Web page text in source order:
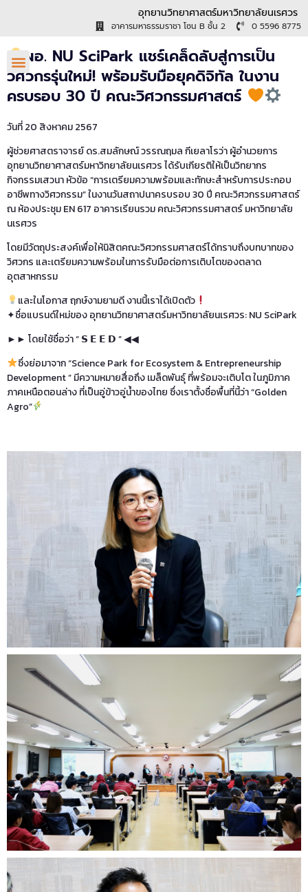
อุทยานวิทยาศาสตร์มหาวิทยาลัยนเรศวร
อาคารมหาธรรมราชา โซน B ชั้น 2 0 5596 8775
ผอ. NU SciPark แชร์เคล็ดลับสู่การเป็น
วิศวกรรุ่นใหม่! พร้อมรับมือยุคดิจิทัล ในงาน
ครบรอบ 30 ปี คณะวิศวกรรมศาสตร์
วันที่ 20 สิงหาคม 2567
ผู้ช่วยศาสตราจารย์ ดร.สมลักษณ์ วรรณฤมล กีเยลาโรว่า ผู้อำนวยการ
อุทยานวิทยาศาสตร์มหาวิทยาลัยนเรศวร ได้รับเกียรติให้เป็นวิทยากร
กิจกรรมเสวนา หัวข้อ “การเตรียมความพร้อมและทักษะสำหรับการประกอบ
อาชีพทางวิศวกรรม” ในงานวันสถาปนาครบรอบ 30 ปี คณะวิศวกรรมศาสตร์
ณ ห้องประชุม EN 617 อาคารเรียนรวม คณะวิศวกรรมศาสตร์ มหาวิทยาลัย
นเรศวร
โดยมีวัตถุประสงค์เพื่อให้นิสิตคณะวิศวกรรมศาสตร์ได้ทราบถึงบทบาทของ
วิศวกร และเตรียมความพร้อมในการรับมือต่อการเติบโตของตลาด
อุตสาหกรรม
และในโอกาส ฤกษ์งามยามดี งานนี้เราได้เปิดตัว
✦ชื่อแบรนด์ใหม่ของ อุทยานวิทยาศาสตร์มหาวิทยาลัยนเรศวร: NU SciPark
►► โดยใช้ชื่อว่า “ 𝗦 𝗘 𝗘 𝗗 ” ◀︎◀︎
ซึ่งย่อมาจาก “Science Park for Ecosystem & Entrepreneurship
Development ” มีความหมายสื่อถึง เมล็ดพันธุ์ ที่พร้อมจะเติบโต ในภูมิภาค
ภาคเหนือตอนล่าง ที่เป็นอู่ข้าวอู่น้ำของไทย ซึ่งเราตั้งชื่อพื้นที่นี้ว่า “Golden
Agro”